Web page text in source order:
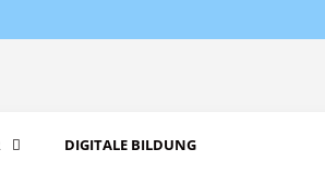
DIGITALE BILDUNG